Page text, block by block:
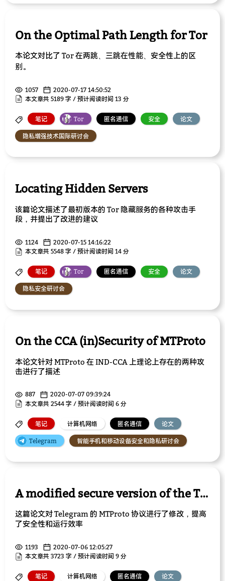
On the Optimal Path Length for Tor
本论文对比了 Tor 在两跳、三跳在性能、安全性上的区
别。
1057
2020-07-17 14:50:52
本文章共 5189 字 / 预计阅读时间 13 分
笔记 Tor 匿名通信 安全 论文
隐私增强技术国际研讨会
Locating Hidden Servers
该篇论文描述了最初版本的 Tor 隐藏服务的各种攻击手
段，并提出了改进的建议
1124
2020-07-15 14:16:22
本文章共 5548 字 / 预计阅读时间 14 分
笔记 Tor 匿名通信 安全 论文
隐私安全研讨会
On the CCA (in)Security of MTProto
本论文针对 MTProto 在 IND-CCA 上理论上存在的两种攻
击进行了描述
887
2020-07-07 09:39:24
本文章共 2544 字 / 预计阅读时间 6 分
笔记 计算机网络 匿名通信 论文
Telegram 智能手机和移动设备安全和隐私研讨会
A modified secure version of the Telegram protocol
这篇论文对 Telegram 的 MTProto 协议进行了修改，提高
了安全性和运行效率
1193
2020-07-06 12:05:27
本文章共 3723 字 / 预计阅读时间 9 分
笔记 计算机网络 匿名通信 论文